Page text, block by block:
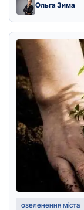
Ольга Зима
озеленення міста